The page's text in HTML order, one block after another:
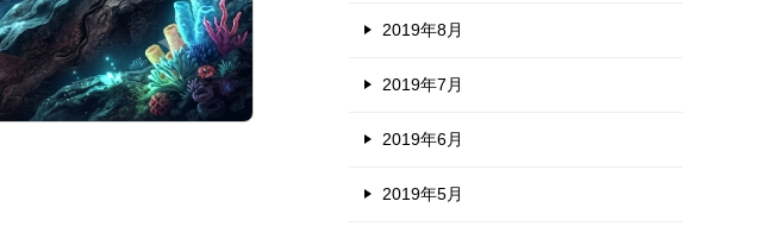
2019年8月
2019年7月
2019年6月
2019年5月